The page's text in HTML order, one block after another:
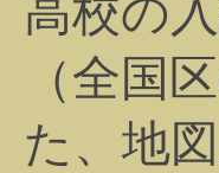
高校の
（全国
た、地